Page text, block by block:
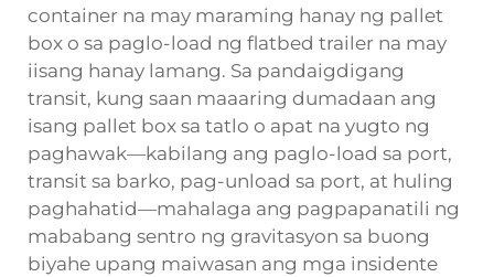
container na may maraming hanay ng pallet
box o sa paglo-load ng flatbed trailer na may
iisang hanay lamang. Sa pandaigdigang
transit, kung saan maaaring dumadaan ang
isang pallet box sa tatlo o apat na yugto ng
paghawak—kabilang ang paglo-load sa port,
transit sa barko, pag-unload sa port, at huling
paghahatid—mahalaga ang pagpapanatili ng
mababang sentro ng gravitasyon sa buong
biyahe upang maiwasan ang mga insidente